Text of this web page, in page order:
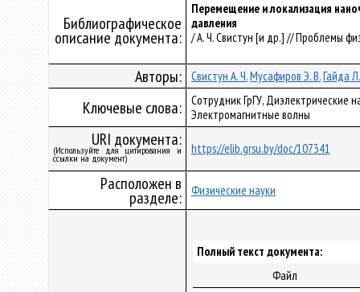
Библиографическое
описание документа:
Перемещение и локализация
давления
/ А. Ч. Свистун [и др.] // Проблемы
Авторы: Свистун А. Ч.Мусафиров Э. В.Гайда
Ключевые слова:
Сотрудник ГрГУ, Диэлектрические
Электромагнитные волны
URI документа:
(Используйте для цитирования и
ссылки на документ)
https://elib.grsu.by/doc/107341
Расположен в
разделе: Физические науки
Полный текст документа:
Файл